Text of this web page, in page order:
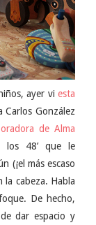
ayer viesta
Carlos González
de Alma
los 48’ que le
(¡el más escaso
cabeza. Habla
De hecho,
dar espacio y